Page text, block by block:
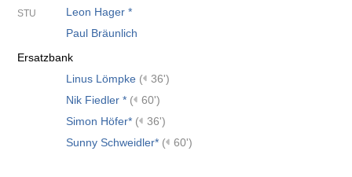
STU
Leon Hager *
Paul Bräunlich
Ersatzbank
Linus Lömpke (
36')
Nik Fiedler * (
60')
Simon Höfer* (
36')
Sunny Schweidler* ( 60')